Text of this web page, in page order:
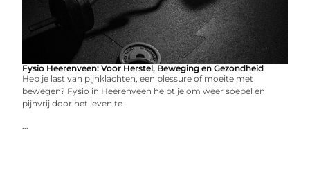
Fysio Heerenveen: Voor Herstel, Beweging en Gezondheid
Heb je last van pijnklachten, een blessure of moeite met
bewegen? Fysio in Heerenveen helpt je om weer soepel en
pijnvrij door het leven te
...